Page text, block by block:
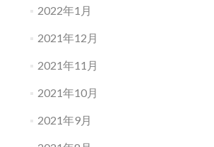
2022年1月
2021年12月
2021年11月
2021年10月
2021年9月